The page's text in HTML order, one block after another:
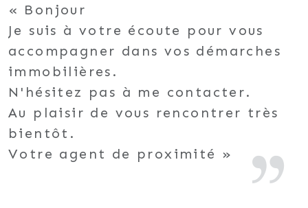
Bonjour
Je suis à votre écoute pour vous
accompagner dans vos démarches
immobilières.
N'hésitez pas à me contacter.
Au plaisir de vous rencontrer très
bientôt.
Votre agent de proximité